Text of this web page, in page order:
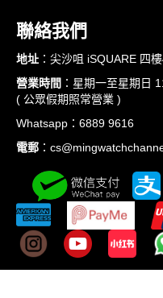
聯絡我們
地址 ：尖沙咀 iSQUARE 四
營業時間 ：星期一至星期日
( 公眾假期照常營業 )
Whatsapp：6889 9616
電郵 ：